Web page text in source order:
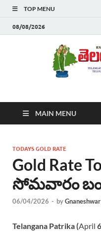
TOP MENU
08/08/2026
,Latest Telangana News,
Breaking News, Telugu
తెలుగు వార్తలు , బ్రేకింగ్
తెలుగు న్యూస్ పేపర్
MAIN MENU
TODAYS GOLD RATE
Gold Rate
సోమవారం
06/04/2026 - by
Telangana Patrika (April